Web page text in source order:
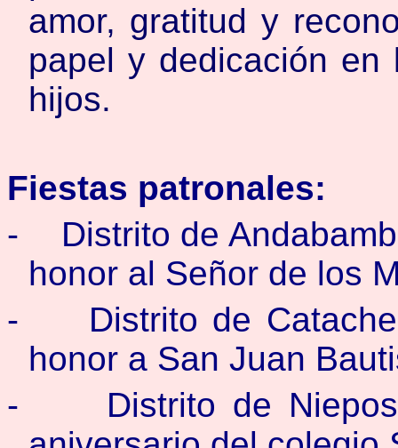
amor, gratitud y
papel y dedicación
hijos.
Fiestas patronales:
-
Distrito de
honor al Señor de los
-
Distrito de
honor a San Juan
-
Distrito de